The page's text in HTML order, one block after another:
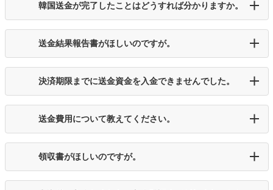
韓国送金が完了したことはどうすれば分かりますか。
送金結果報告書がほしいのですが。
決済期限までに送金資金を入金できませんでした。
送金費用について教えてください。
領収書がほしいのですが。